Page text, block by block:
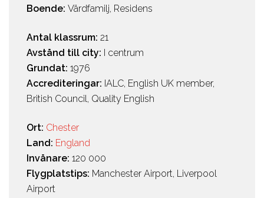
Boende: Värdfamilj, Residens
Antal klassrum: 21
Avstånd till city:
I centrum
Grundat: 1976
Accrediteringar: IALC, English UK member,
British Council, Quality English
Ort: Chester
Land: England
Invånare: 120 000
Flygplatstips: Manchester Airport, Liverpool
Airport